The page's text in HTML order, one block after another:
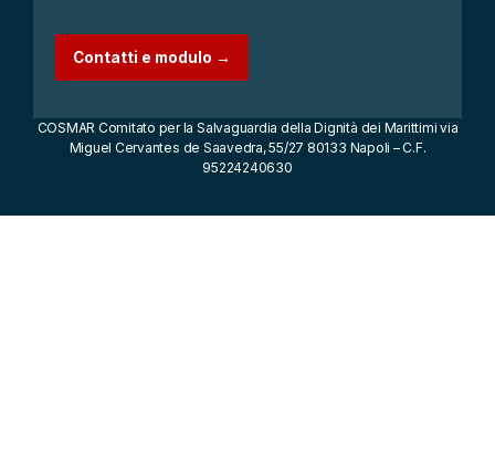
Contatti e modulo →
COSMAR Comitato per la Salvaguardia della Dignità dei Marittimi via
Miguel Cervantes de Saavedra, 55/27 80133 Napoli – C.F.
95224240630